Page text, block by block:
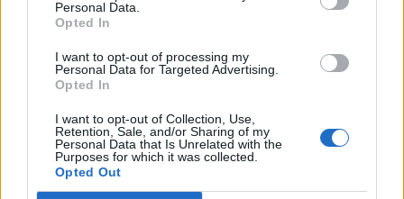
Personal Data.
Opted In
I want to opt-out of processing my
Personal Data for Targeted Advertising.
Opted In
I want to opt-out of Collection, Use,
Retention, Sale, and/or Sharing of my
Personal Data that Is Unrelated with the
Purposes for which it was collected.
Opted Out